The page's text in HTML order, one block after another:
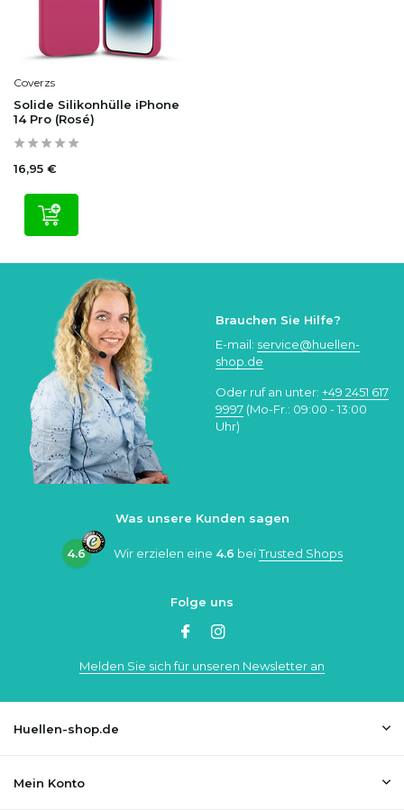
Coverzs
Solide Silikonhülle iPhone
14 Pro (Rosé)
16,95 €
Brauchen Sie Hilfe?
E-mail: service@huellen-
shop.de
Oder ruf an unter: +49 2451 617
9997 (Mo-Fr.: 09:00 - 13:00
Uhr)
Was unsere Kunden sagen
4.6 Wir erzielen eine 4.6 beiTrusted Shops
Folge uns
Melden Sie sich für unseren Newsletter an
Huellen-shop.de
Mein Konto